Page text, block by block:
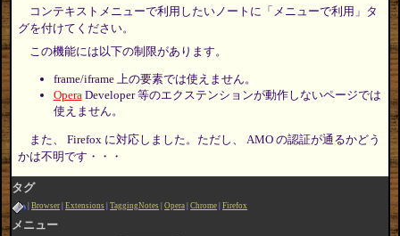
コンテキストメニューで利用したいノートに「メニューで利用」タ
グを付けてください。
この機能には以下の制限があります。
frame/iframe 上の要素では使えません。
Opera Developer 等のエクステンションが動作しないページでは
使えません。
また、 Firefox に対応しました。ただし、 AMO の認証が通るかどう
かは不明です・・・
タグ
Browser Extensions TaggingNotes Opera Chrome Firefox
メニュー